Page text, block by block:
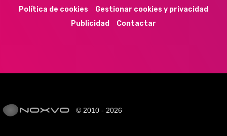
Política de cookies
Gestionar cookies y privacidad
Publicidad
Contactar
© 2010 - 2026